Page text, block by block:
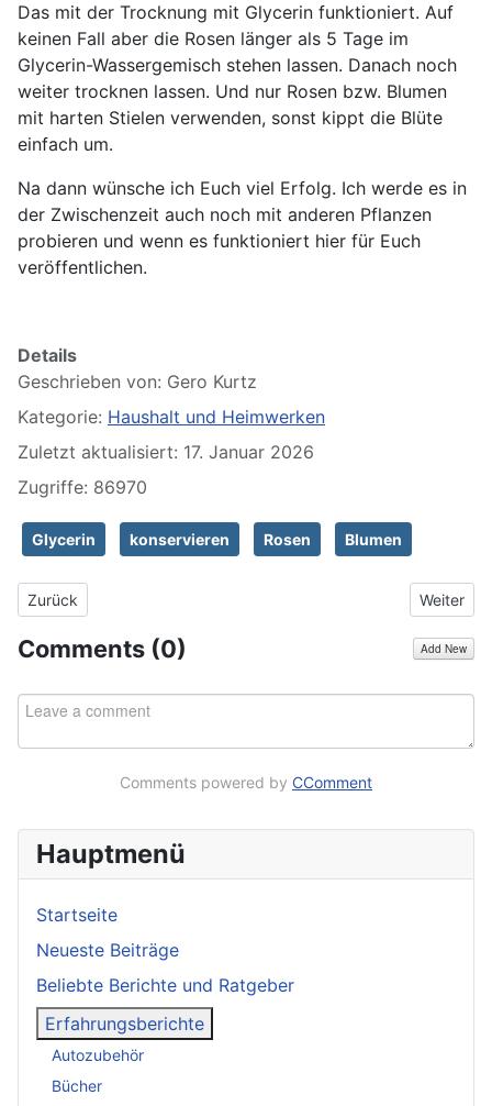
Das mit der Trocknung mit Glycerin funktioniert. Auf
keinen Fall aber die Rosen länger als 5 Tage im
Glycerin-Wassergemisch stehen lassen. Danach noch
weiter trocknen lassen. Und nur Rosen bzw. Blumen
mit harten Stielen verwenden, sonst kippt die Blüte
einfach um.
Na dann wünsche ich Euch viel Erfolg. Ich werde es in
der Zwischenzeit auch noch mit anderen Pflanzen
probieren und wenn es funktioniert hier für Euch
veröffentlichen.
Details
Geschrieben von: Gero Kurtz
Kategorie: Haushalt und Heimwerken
Zuletzt aktualisiert: 17. Januar 2026
Zugriffe: 86970
Glycerin konservieren Rosen Blumen
Vorheriger Beitrag: Erfahrungsbericht Pattex Repair Express
Zurück Nächster
Weiter
Comments (0) Add New
Comments powered by CComment
Hauptmenü
Startseite
Neueste Beiträge
Beliebte Berichte und Ratgeber
Erfahrungsberichte
Autozubehör
Bücher